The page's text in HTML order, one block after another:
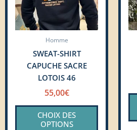
Homme
SWEAT-SHIRT
CAPUCHE SACRE
LOTOIS 46
55,00€
CHOIX DES
OPTIONS
Les
options
peuvent
du